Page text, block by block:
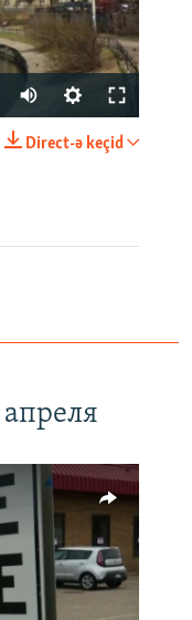
Direct-ə keçid
available